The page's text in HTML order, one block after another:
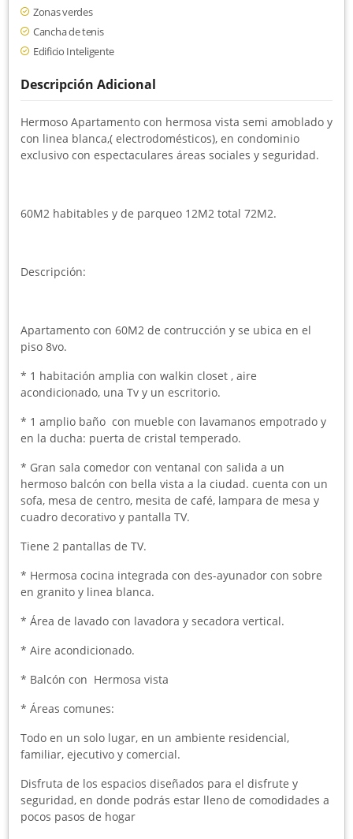
Zonas verdes
Cancha de tenis
Edificio Inteligente
Descripción Adicional
Hermoso Apartamento con hermosa vista semi amoblado y
con linea blanca,( electrodomésticos), en condominio
exclusivo con espectaculares áreas sociales y seguridad.
60M2 habitables y de parqueo 12M2 total 72M2.
Descripción:
Apartamento con 60M2 de contrucción y se ubica en el
piso 8vo.
* 1 habitación amplia con walkin closet , aire
acondicionado, una Tv y un escritorio.
* 1 amplio baño con mueble con lavamanos empotrado y
en la ducha: puerta de cristal temperado.
* Gran sala comedor con ventanal con salida a un
hermoso balcón con bella vista a la ciudad. cuenta con un
sofa, mesa de centro, mesita de café, lampara de mesa y
cuadro decorativo y pantalla TV.
Tiene 2 pantallas de TV.
* Hermosa cocina integrada con des-ayunador con sobre
en granito y linea blanca.
* Área de lavado con lavadora y secadora vertical.
* Aire acondicionado.
* Balcón con Hermosa vista
* Áreas comunes:
Todo en un solo lugar, en un ambiente residencial,
familiar, ejecutivo y comercial.
Disfruta de los espacios diseñados para el disfrute y
seguridad, en donde podrás estar lleno de comodidades a
pocos pasos de hogar